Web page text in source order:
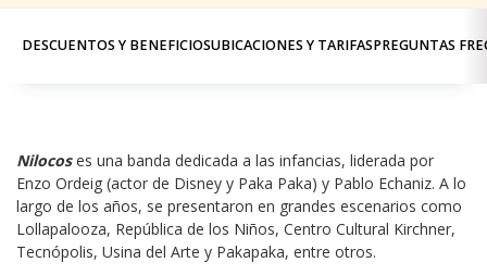
DESCUENTOS Y BENEFICIOSUBICACIONES Y TARIFASPREGUNTAS
Nilocos es una banda dedicada a las infancias, liderada por
Enzo Ordeig (actor de Disney y Paka Paka) y Pablo Echaniz. A lo
largo de los años, se presentaron en grandes escenarios como
Lollapalooza, República de los Niños, Centro Cultural Kirchner,
Tecnópolis, Usina del Arte y Pakapaka, entre otros.